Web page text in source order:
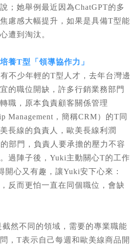
；她舉例最近因為ChatGPT的多
慮感大幅提升，如果是具備T型能
遭到淘汰。
養T型「領導協作力」
不少年輕的T型人才，去年台灣邊
的職位開缺，許多行銷業務部門
職，原本負責顧客關係管理
Management，簡稱CRM）的T同
長線的負責人，歐美長線利潤
部門，負責人要承擔的壓力不容
過陣子後，Yuki主動關心T的工作
開心又有趣，讓Yuki安下心來：
反而更怕一直在同個職位，會缺
然不同的領域，需要的專業職能
，T表示自己每週和歐美線商品開